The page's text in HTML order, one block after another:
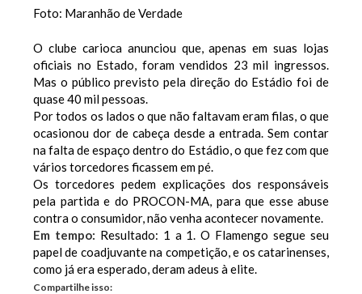
Foto: Maranhão de Verdade
O clube carioca anunciou que, apenas em suas lojas
oficiais no Estado, foram vendidos 23 mil ingressos.
Mas o público previsto pela direção do Estádio foi de
quase 40 mil pessoas.
Por todos os lados o que não faltavam eram filas, o que
ocasionou dor de cabeça desde a entrada. Sem contar
na falta de espaço dentro do Estádio, o que fez com que
vários torcedores ficassem em pé.
Os torcedores pedem explicações dos responsáveis
pela partida e do PROCON-MA, para que esse abuse
contra o consumidor, não venha acontecer novamente.
Em tempo: Resultado: 1 a 1. O Flamengo segue seu
papel de coadjuvante na competição, e os catarinenses,
como já era esperado, deram adeus à elite.
Compartilhe isso: